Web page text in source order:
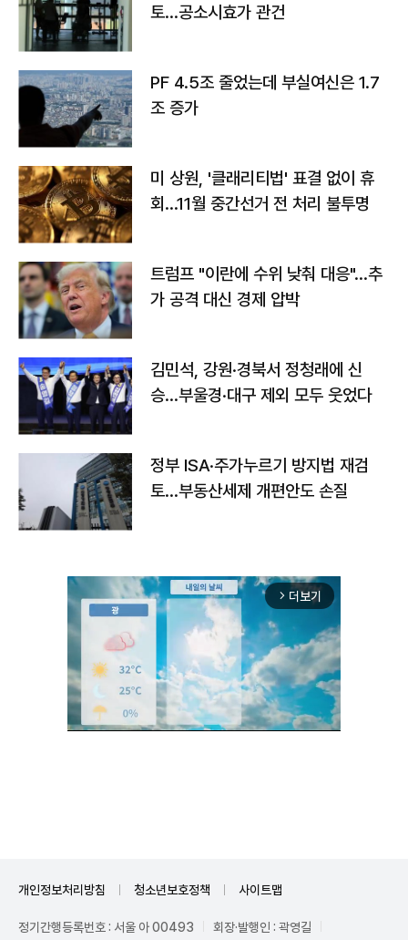
토…공소시효가 관건
PF 4.5조 줄었는데 부실여신은 1.7
조 증가
미 상원, '클래리티법' 표결 없이 휴
회…11월 중간선거 전 처리 불투명
트럼프 "이란에 수위 낮춰 대응"…추
가 공격 대신 경제 압박
김민석, 강원·경북서 정청래에 신
승…부울경·대구 제외 모두 웃었다
정부 ISA·주가누르기 방지법 재검
토…부동산세제 개편안도 손질
arrow_forward_ios 더보기
개인정보처리방침 청소년보호정책 사이트맵
정기간행등록번호 : 서울 아 00493 회장·발행인 : 곽영길